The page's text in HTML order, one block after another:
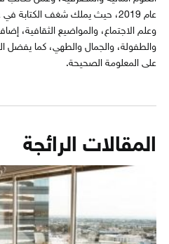
عام 2019، حيث يملك شغف الكتابة
وعلم الاجتماع، والمواضيع الثقافية،
والطفولة، والجمال والطهي، كما يفضل
على المعلومة الصحيحة.
المقالات الرائجة